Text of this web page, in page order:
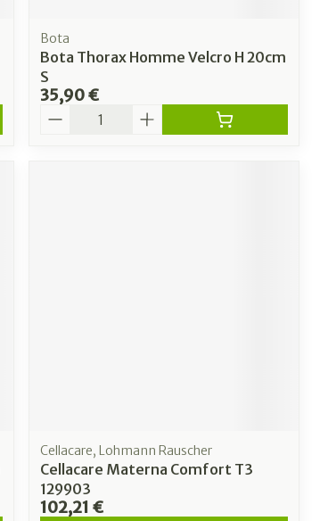
Bota
Bota Thorax Homme Velcro H 20cm
S
35,90 €
Quantité
Cellacare, Lohmann Rauscher
Cellacare Materna Comfort T3
129903
102,21 €